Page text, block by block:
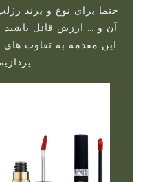
حتما برای نوع و برند
آن و … ارزش قائل باشید
این مقدمه به تفاوت